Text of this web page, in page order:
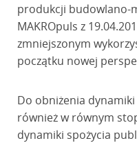
produkcji budowlano-
MAKROpuls z
zmniejszonym
początku nowej
Do obniżenia dynamiki
również w równym
dynamiki spożycia